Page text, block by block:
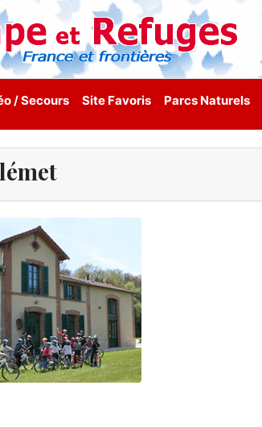
/ Secours Site Favoris Parcs Naturels